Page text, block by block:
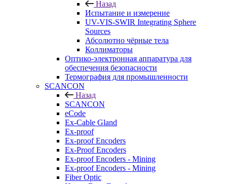
Назад
Испытание и измерение
UV-VIS-SWIR Integrating Sphere
Sources
Абсолютно чёрные тела
Коллиматоры
Оптико-электронная аппаратура для
обеспечения безопасности
Термография для промышленности
SCANCON
Назад
SCANCON
eCode
Ex-Cable Gland
Ex-proof
Ex-proof Encoders
Ex-Proof Encoders
Ex-proof Encoders - Mining
Ex-proof Encoders - Mining
Fiber Optic